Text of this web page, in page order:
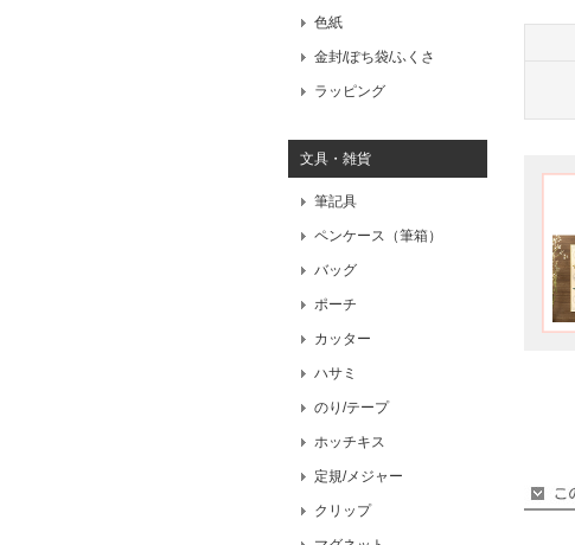
色紙
金封/ぽち袋/ふくさ
ラッピング
文具・雑貨
筆記具
ペンケース（筆箱）
バッグ
ポーチ
カッター
ハサミ
のり/テープ
ホッチキス
定規/メジャー
クリップ